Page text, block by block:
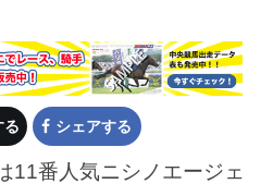
る シェアする
番人気ニシノエージェ